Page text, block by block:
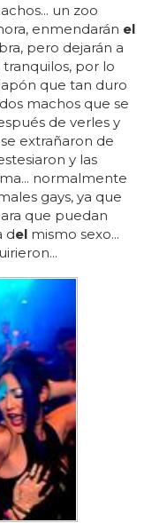
un zoo
enmendarán el
pero dejarán a
por lo
que tan duro
machos que se
de verles y
extrañaron de
y las
normalmente
gays, ya que
que puedan
del mismo sexo...